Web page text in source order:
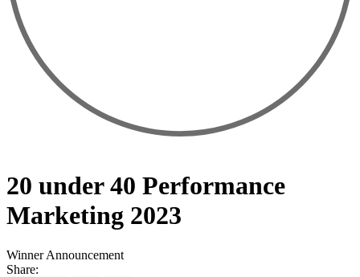
20 under 40 Performance
Marketing 2023
Winner Announcement
Share: